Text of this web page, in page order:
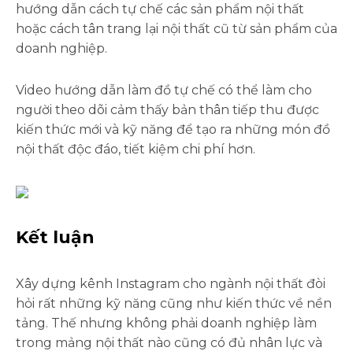
hướng dẫn cách tự chế các sản phẩm nội thất
hoặc cách tân trang lại nội thất cũ từ sản phẩm của
doanh nghiệp.
Video hướng dẫn làm đồ tự chế có thể làm cho
người theo dõi cảm thấy bản thân tiếp thu được
kiến thức mới và kỹ năng để tạo ra những món đồ
nội thất độc đáo, tiết kiệm chi phí hơn.
Kết luận
Xây dựng kênh Instagram cho ngành nội thất đòi
hỏi rất những kỹ năng cũng như kiến thức về nền
tảng. Thế nhưng không phải doanh nghiệp làm
trong mảng nội thất nào cũng có đủ nhân lực và